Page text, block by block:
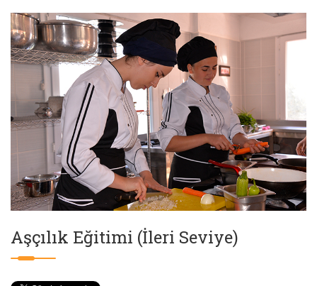
Aşçılık Eğitimi (İleri Seviye)